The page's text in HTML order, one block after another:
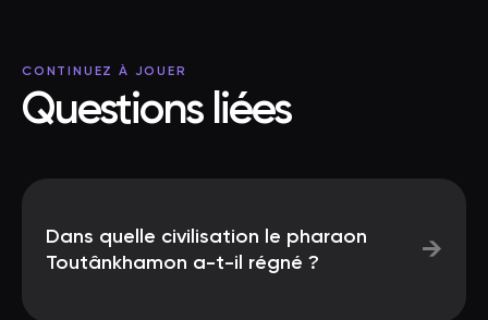
CONTINUEZ À JOUER
Questions liées
Dans quelle civilisation le pharaon
Toutânkhamon a-t-il régné ?
→